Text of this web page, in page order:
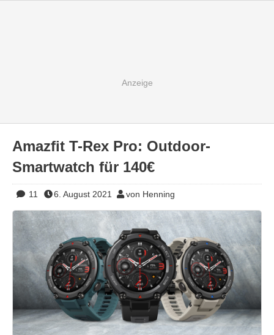
Amazfit T-Rex Pro: Outdoor-
Smartwatch für 140€
11 6. August 2021 von Henning